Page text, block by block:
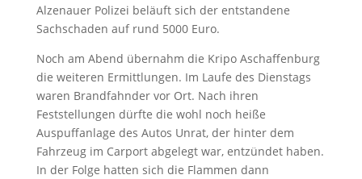
Alzenauer Polizei beläuft sich der entstandene
Sachschaden auf rund 5000 Euro.
Noch am Abend übernahm die Kripo Aschaffenburg
die weiteren Ermittlungen. Im Laufe des Dienstags
waren Brandfahnder vor Ort. Nach ihren
Feststellungen dürfte die wohl noch heiße
Auspuffanlage des Autos Unrat, der hinter dem
Fahrzeug im Carport abgelegt war, entzündet haben.
In der Folge hatten sich die Flammen dann